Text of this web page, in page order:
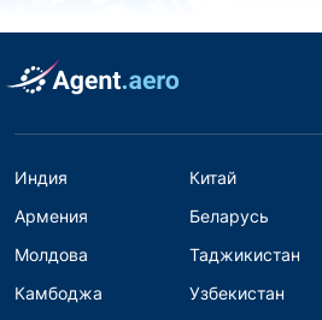
Индия Китай
Армения
Беларусь
Молдова
Таджикистан
Камбоджа
Узбекистан